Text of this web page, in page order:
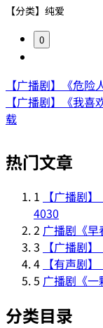
【分类】纯爱
0
【广播剧】《危
【广播剧】《我
载
热门文章
1
【广播剧
4030
2 广播剧《
3
【广播剧
4 【有声剧
5 广播剧《
分类目录